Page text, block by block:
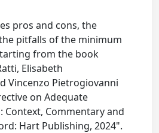
pros and cons, the
pitfalls of the minimum
from the book
Elisabeth
Vincenzo Pietrogiovanni
on Adequate
Context, Commentary and
Hart Publishing, 2024".